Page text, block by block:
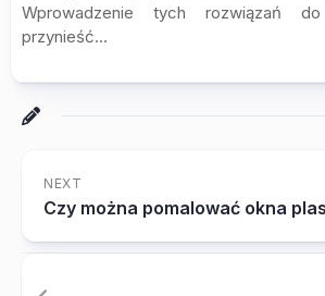
Wprowadzenie tych rozwiązań
przynieść...
NEXT
Czy można pomalować okna